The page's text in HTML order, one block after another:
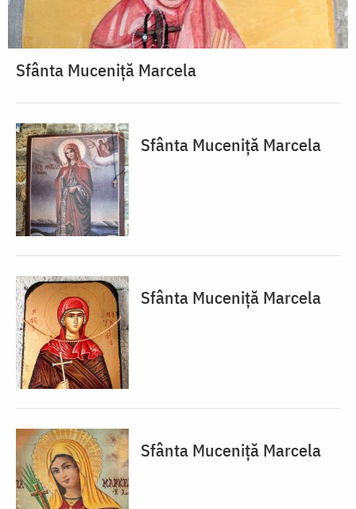
Sfânta Muceniță Marcela
Sfânta Muceniță Marcela
Sfânta Muceniță Marcela
Sfânta Muceniță Marcela